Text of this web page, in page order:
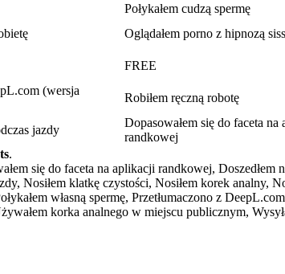
Połykałem cudzą spermę
Oglądałem porno z hipnozą
FREE
(wersja
Robiłem ręczną robotę
jazdy
Dopasowałem się do faceta na
randkowej
.
się do faceta na aplikacji randkowej, Doszedłem
Nosiłem klatkę czystości, Nosiłem korek analny,
własną spermę, Przetłumaczono z
korka analnego w miejscu publicznym,